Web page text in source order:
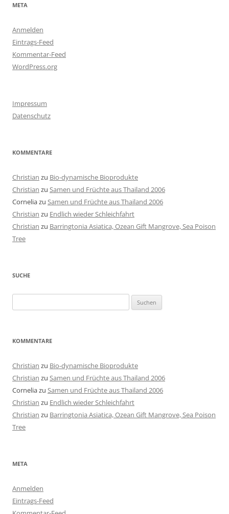
META
Anmelden
Eintrags-Feed
Kommentar-Feed
WordPress.org
Impressum
Datenschutz
KOMMENTARE
Christian zu Bio-dynamische Bioprodukte
Christian zu Samen und Früchte aus Thailand 2006
Corneliazu Samen und Früchte aus Thailand 2006
Christian zu Endlich wieder Schleichfahrt
Christian zu Barringtonia Asiatica, Ozean Gift Mangrove, Sea Poison
Tree
SUCHE
nach:
KOMMENTARE
Christian zu Bio-dynamische Bioprodukte
Christian zu Samen und Früchte aus Thailand 2006
Corneliazu Samen und Früchte aus Thailand 2006
Christian zu Endlich wieder Schleichfahrt
Christian zu Barringtonia Asiatica, Ozean Gift Mangrove, Sea Poison
Tree
META
Anmelden
Eintrags-Feed